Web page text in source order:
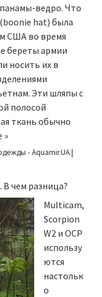
ведро. Что
hat) была
США во время
береты армии
носить их в
Эти шляпы с
полосой
ткань обычно
»
- Aquamir.UA|
чем разница?
Multicam,
Scorpion
W2 и OCP
использу
ются
настольк
о